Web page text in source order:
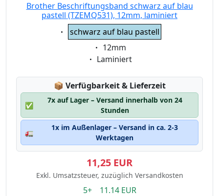
Brother Beschriftungsband schwarz auf blau
pastell (TZEMQ531), 12mm, laminiert
Eigenschaft:
schwarz auf blau pastell
Eigenschaft:
12mm
Eigenschaft:
Laminiert
📦 Lagerstatus:
Verfügbarkeit & Lieferzeit
✅
7x auf Lager – Versand innerhalb von 24
Stunden
🚛
1x im Außenlager – Versand in ca. 2-3
Werktagen
11,25 EUR
Exkl. Umsatzsteuer, zuzüglich Versandkosten
5+ 11.14 EUR